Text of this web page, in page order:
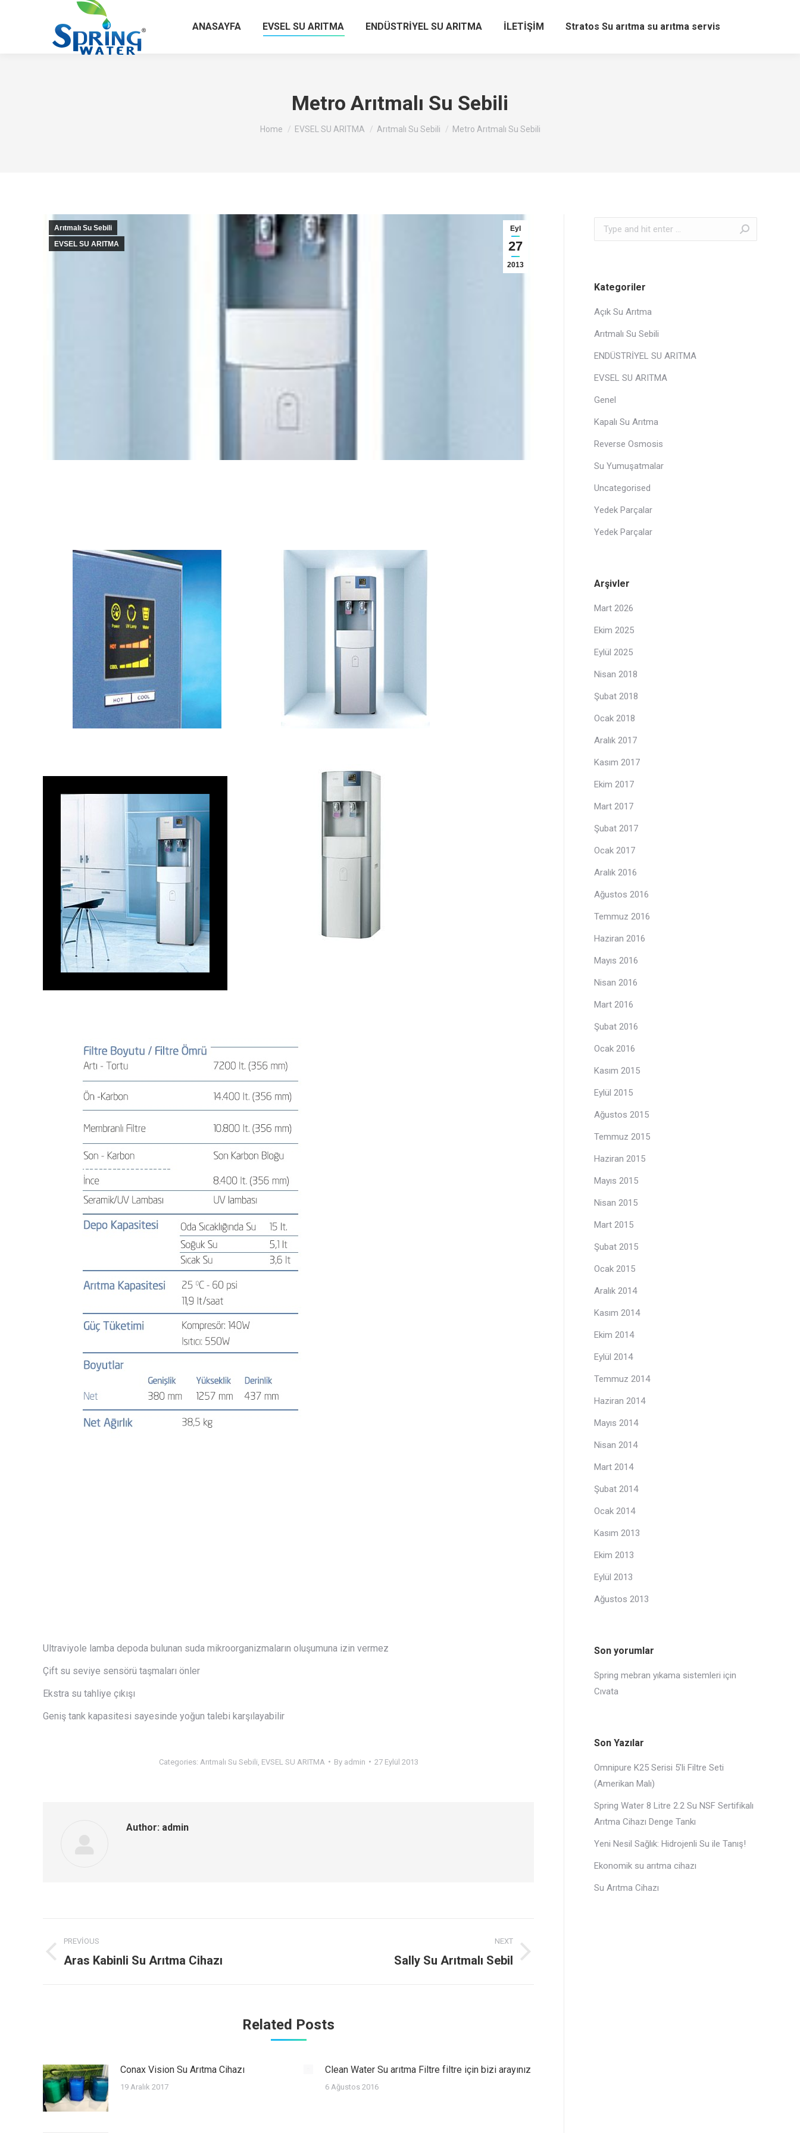
ANASAYFA EVSEL SU ARITMA ENDÜSTRİYEL SU ARITMA İLETİŞİM Stratos Su arıtma su arıtma servis
Metro Arıtmalı Su Sebili
You are here:
Home EVSEL SU ARITMA Arıtmalı Su Sebili Metro Arıtmalı Su Sebili
Eyl
27
2013
Arıtmalı Su Sebili
EVSEL SU ARITMA
Ultraviyole lamba depoda bulunan suda mikroorganizmaların oluşumuna izin vermez
Çift su seviye sensörü taşmaları önler
Ekstra su tahliye çıkışı
Geniş tank kapasitesi sayesinde yoğun talebi karşılayabilir
Categories: Arıtmalı Su Sebili EVSEL SU ARITMA By admin 27 Eylül 2013
Author: admin
navigation
PREVIOUS
Previous
Aras Kabinli Su Arıtma Cihazı
NEXT
Sally Su Arıtmalı Sebil
Related Posts
Conax Vision Su Arıtma Cihazı
19 Aralık 2017
Clean Water Su arıtma Filtre filtre için bizi arayınız
6 Ağustos 2016
Search:
Kategoriler
Açık Su Arıtma
Arıtmalı Su Sebili
ENDÜSTRİYEL SU ARITMA
EVSEL SU ARITMA
Genel
Kapalı Su Arıtma
Reverse Osmosis
Su Yumuşatmalar
Uncategorised
Yedek Parçalar
Yedek Parçalar
Arşivler
Mart 2026
Ekim 2025
Eylül 2025
Nisan 2018
Şubat 2018
Ocak 2018
Aralık 2017
Kasım 2017
Ekim 2017
Mart 2017
Şubat 2017
Ocak 2017
Aralık 2016
Ağustos 2016
Temmuz 2016
Haziran 2016
Mayıs 2016
Nisan 2016
Mart 2016
Şubat 2016
Ocak 2016
Kasım 2015
Eylül 2015
Ağustos 2015
Temmuz 2015
Haziran 2015
Mayıs 2015
Nisan 2015
Mart 2015
Şubat 2015
Ocak 2015
Aralık 2014
Kasım 2014
Ekim 2014
Eylül 2014
Temmuz 2014
Haziran 2014
Mayıs 2014
Nisan 2014
Mart 2014
Şubat 2014
Ocak 2014
Kasım 2013
Ekim 2013
Eylül 2013
Ağustos 2013
Son yorumlar
Spring mebran yıkama sistemleri için
Cıvata
Son Yazılar
Omnipure K25 Serisi 5’li Filtre Seti
(Amerikan Malı)
Spring Water 8 Litre 2.2 Su NSF Sertifikalı
Arıtma Cihazı Denge Tankı
Yeni Nesil Sağlık: Hidrojenli Su ile Tanış!
Ekonomik su arıtma cihazı
Su Arıtma Cihazı